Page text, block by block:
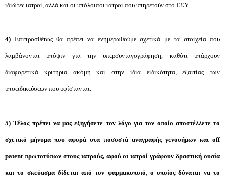
ιδιώτες ιατροί, αλλά και οι υπόλοιποι ιατροί που υπηρετούν στο ΕΣΥ.
4) Επιπροσθέτως θα πρέπει να ενημερωθούμε σχετικά με τα στοιχεία που
λαμβάνονται υπόψιν για την υπερσυνταγογράφηση, καθότι υπάρχουν
διαφορετικά κριτήρια ακόμη και στην ίδια ειδικότητα, εξαιτίας των
υποειδικεύσεων που υφίστανται.
5) Τέλος πρέπει να μας εξηγήσετε τον λόγο για τον οποίο αποστέλλετε το
σχετικό μήνυμα που αφορά στα ποσοστά αναγραφής γενοσήμων και off
patent πρωτοτύπων στους ιατρούς, αφού οι ιατροί γράφουν δραστική ουσία
και το σκεύασμα δίδεται από τον φαρμακοποιό, ο οποίος δύναται να το